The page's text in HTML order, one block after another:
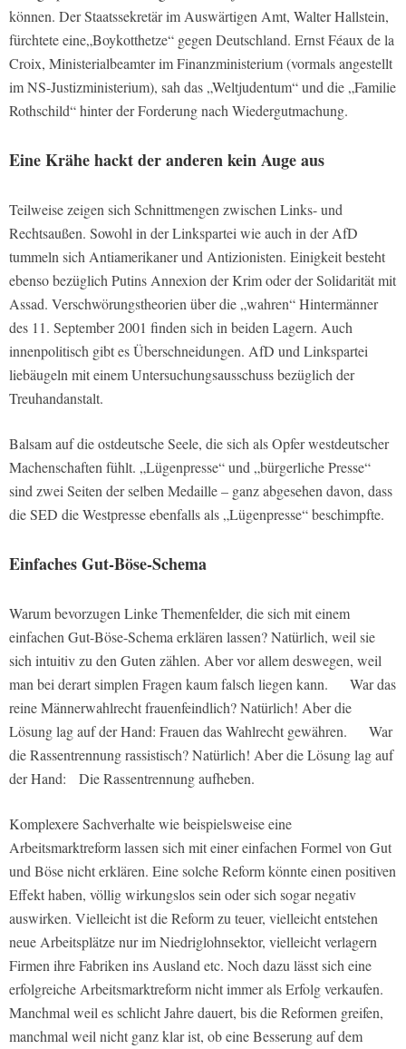
können. Der Staatssekretär im Auswärtigen Amt, Walter Hallstein,
fürchtete eine„Boykotthetze“ gegen Deutschland. Ernst Féaux de la
Croix, Ministerialbeamter im Finanzministerium (vormals angestellt
im NS-Justizministerium), sah das „Weltjudentum“ und die „Familie
Rothschild“ hinter der Forderung nach Wiedergutmachung.
Eine Krähe hackt der anderen kein Auge aus
Teilweise zeigen sich Schnittmengen zwischen Links- und
Rechtsaußen. Sowohl in der Linkspartei wie auch in der AfD
tummeln sich Antiamerikaner und Antizionisten. Einigkeit besteht
ebenso bezüglich Putins Annexion der Krim oder der Solidarität mit
Assad. Verschwörungstheorien über die „wahren“ Hintermänner
des 11. September 2001 finden sich in beiden Lagern. Auch
innenpolitisch gibt es Überschneidungen. AfD und Linkspartei
liebäugeln mit einem Untersuchungsausschuss bezüglich der
Treuhandanstalt.
Balsam auf die ostdeutsche Seele, die sich als Opfer westdeutscher
Machenschaften fühlt. „Lügenpresse“ und „bürgerliche Presse“
sind zwei Seiten der selben Medaille – ganz abgesehen davon, dass
die SED die Westpresse ebenfalls als „Lügenpresse“ beschimpfte.
Einfaches Gut-Böse-Schema
Warum bevorzugen Linke Themenfelder, die sich mit einem
einfachen Gut-Böse-Schema erklären lassen? Natürlich, weil sie
sich intuitiv zu den Guten zählen. Aber vor allem deswegen, weil
man bei derart simplen Fragen kaum falsch liegen kann. War das
reine Männerwahlrecht frauenfeindlich? Natürlich! Aber die
Lösung lag auf der Hand: Frauen das Wahlrecht gewähren. War
die Rassentrennung rassistisch? Natürlich! Aber die Lösung lag auf
der Hand: Die Rassentrennung aufheben.
Komplexere Sachverhalte wie beispielsweise eine
Arbeitsmarktreform lassen sich mit einer einfachen Formel von Gut
und Böse nicht erklären. Eine solche Reform könnte einen positiven
Effekt haben, völlig wirkungslos sein oder sich sogar negativ
auswirken. Vielleicht ist die Reform zu teuer, vielleicht entstehen
neue Arbeitsplätze nur im Niedriglohnsektor, vielleicht verlagern
Firmen ihre Fabriken ins Ausland etc. Noch dazu lässt sich eine
erfolgreiche Arbeitsmarktreform nicht immer als Erfolg verkaufen.
Manchmal weil es schlicht Jahre dauert, bis die Reformen greifen,
manchmal weil nicht ganz klar ist, ob eine Besserung auf dem